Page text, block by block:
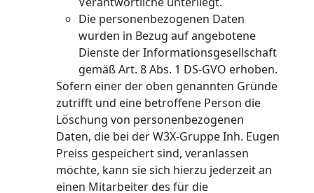
Die personenbezogenen Daten
wurden in Bezug auf angebotene
Dienste der Informationsgesellschaft
gemäß Art. 8 Abs. 1 DS-GVO erhoben.
Sofern einer der oben genannten Gründe
zutrifft und eine betroffene Person die
Löschung von personenbezogenen
Daten, die bei der W3X-Gruppe Inh. Eugen
Preiss gespeichert sind, veranlassen
möchte, kann sie sich hierzu jederzeit an
einen Mitarbeiter des für die